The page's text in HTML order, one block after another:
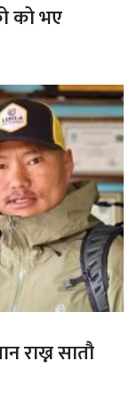
को भए
राख्न सातौ